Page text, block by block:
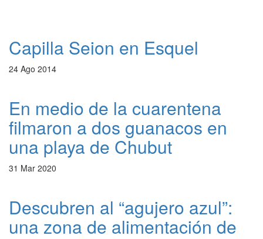
Capilla Seion en Esquel
24 Ago 2014
En medio de la cuarentena
filmaron a dos guanacos en
una playa de Chubut
31 Mar 2020
Descubren al “agujero azul”:
una zona de alimentación de